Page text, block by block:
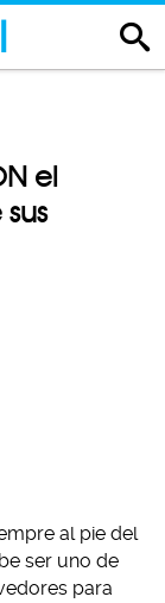
el
al pie del
ser uno de
para